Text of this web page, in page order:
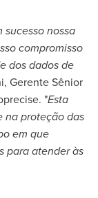
nossa
compromisso
dos dados de
, Gerente Sênior
"Esta
na proteção das
em que
para atender às